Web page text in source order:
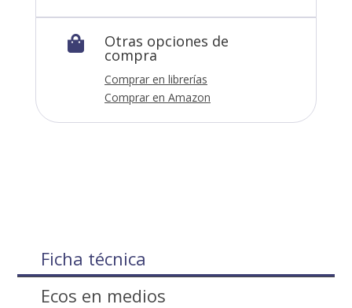
 Otras opciones de
compra
Comprar en librerías
Comprar en Amazon
Ficha técnica
Ecos en medios